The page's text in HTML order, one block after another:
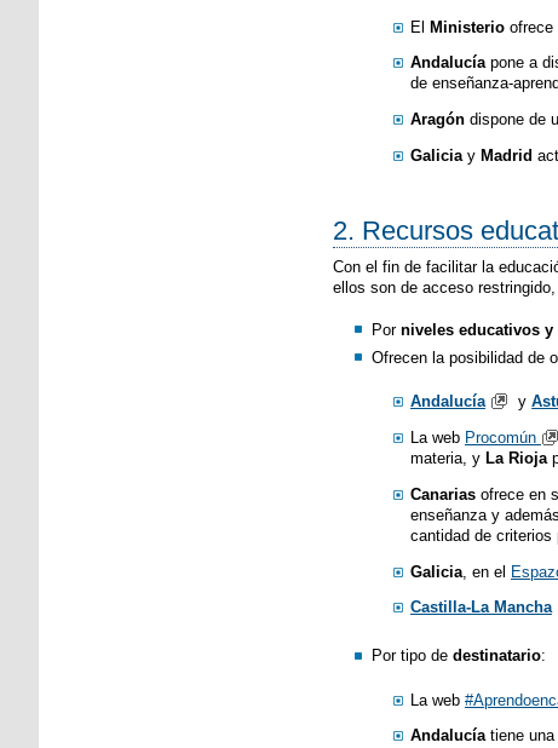
El Ministerioofrece
Andalucíapone a
de enseñanza-
Aragóndispone de
Galiciay Madrid
2. Recursos
Con el fin de facilitar la
ellos son de acceso
Por niveles educativos
Ofrecen la posibilidad de
Andalucía y
La web Procomún
materia, y La Rioja
Canariasofrece en
enseñanza y
cantidad de criterios
Galicia, en el
Castilla-La Mancha
Por tipo de destinatario:
La web
Andalucíatiene una